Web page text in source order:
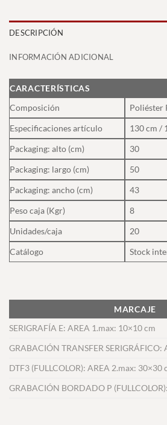
DESCRIPCIÓN
INFORMACIÓN ADICIONAL
CARACTERÍSTICAS
Composición
Poliéster
Especificaciones artículo
130 cm /
Packaging: alto (cm)
30
Packaging: largo (cm)
50
Packaging: ancho (cm)
43
Peso caja (Kgr)
8
Unidades/caja
20
Catálogo
Stock
MARCAJE
SERIGRAFÍA E: AREA 1.max: 10×10 cm
GRABACIÓN TRANSFER SERIGRÁFICO:
DTF3 (FULLCOLOR): AREA 2.max: 30×30
GRABACIÓN BORDADO P